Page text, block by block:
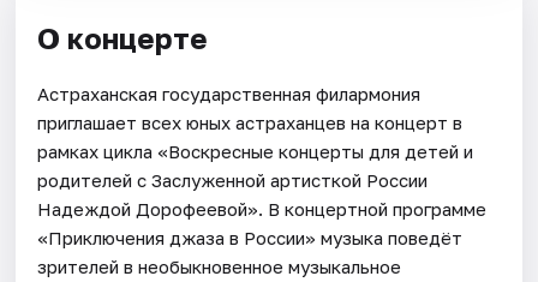
О концерте
Астраханская государственная филармония
приглашает всех юных астраханцев на концерт в
рамках цикла «Воскресные концерты для детей и
родителей с Заслуженной артисткой России
Надеждой Дорофеевой». В концертной программе
«Приключения джаза в России» музыка поведёт
зрителей в необыкновенное музыкальное